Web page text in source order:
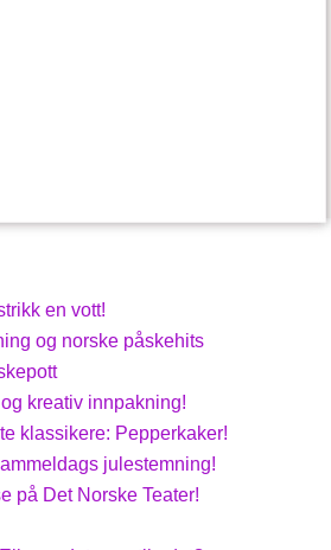
en vott!
og norske påskehits
kreativ innpakning!
klassikere: Pepperkaker!
julestemning!
på Det Norske Teater!